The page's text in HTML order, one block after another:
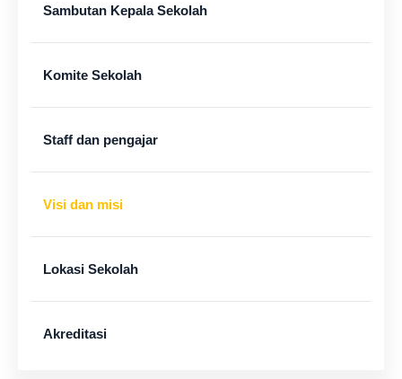
Sambutan Kepala Sekolah
Komite Sekolah
Staff dan pengajar
Visi dan misi
Lokasi Sekolah
Akreditasi